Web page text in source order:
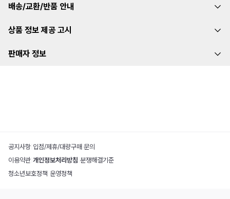
배송/교환/반품 안내
상품 정보 제공 고시
판매자 정보
공지사항 입점/제휴/대량구매 문의
이용약관 개인정보처리방침 분쟁해결기준
청소년보호정책 운영정책